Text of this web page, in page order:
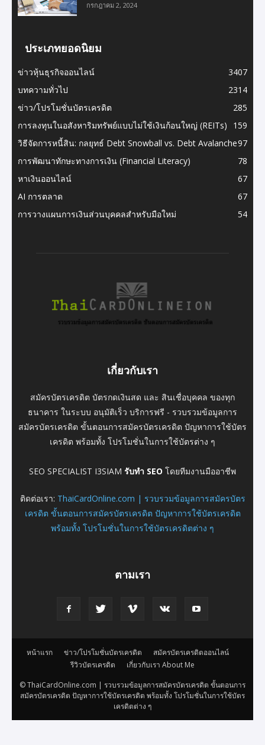
กรกฎาคม 2, 2024
ประเภทยอดนิยม
ข่าวหุ้นธุรกิจออนไลน์
3407
บทความทั่วไป
2314
ข่าว/โปรโมชั่นบัตรเครดิต
285
การลงทุนในอสังหาริมทรัพย์แบบไม่ใช้เงินก้อนใหญ่ (REITs)
159
วิธีจัดการหนี้สิน: กลยุทธ์ Debt Snowball vs. Debt Avalanche97
การพัฒนาทักษะทางการเงิน (Financial Literacy)
78
หาเงินออนไลน์
67
AI การตลาด
67
การวางแผนการเงินส่วนบุคคลสำหรับมือใหม่
54
เกี่ยวกับเรา
สมัครบัตรเครดิต บัตรกดเงินสด และ สินเชื่อบุคคล ของทุก
ธนาคาร ในระบบ อนุมัติเร็ว บริการฟรี - รวบรวมข้อมูลการ
สมัครบัตรเครดิต ขั้นตอนการสมัครบัตรเครดิต ปัญหาการใช้บัตร
เครดิต พร้อมทั้ง โปรโมชั่นในการใช้บัตรต่าง ๆ
SEO SPECIALIST I3SIAM รับทำ SEO โดยทีมงานมืออาชีพ
ติดต่อเรา: ThaiCardOnline.com | รวบรวมข้อมูลการสมัครบัตร
เครดิต ขั้นตอนการสมัครบัตรเครดิต ปัญหาการใช้บัตรเครดิต
พร้อมทั้ง โปรโมชั่นในการใช้บัตรเครดิตต่าง ๆ
ตามเรา
หน้าแรก ข่าว/โปรโมชั่นบัตรเครดิต
สมัครบัตรเครดิตออนไลน์
รีวิวบัตรเครดิต
เกี่ยวกับเรา About Me
© ThaiCardOnline.com | รวบรวมข้อมูลการสมัครบัตรเครดิต ขั้นตอนการ
สมัครบัตรเครดิต ปัญหาการใช้บัตรเครดิต พร้อมทั้ง โปรโมชั่นในการใช้บัตร
เครดิตต่าง ๆ